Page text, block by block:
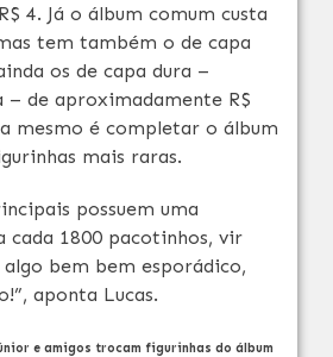
4. Já o álbum comum custa
tem também o de capa
os de capa dura –
– de aproximadamente R$
mesmo é completar o álbum
mais raras.
possuem uma
cada 1800 pacotinhos, vir
algo bem bem esporádico,
aponta Lucas.
e amigos trocam figurinhas do álbum